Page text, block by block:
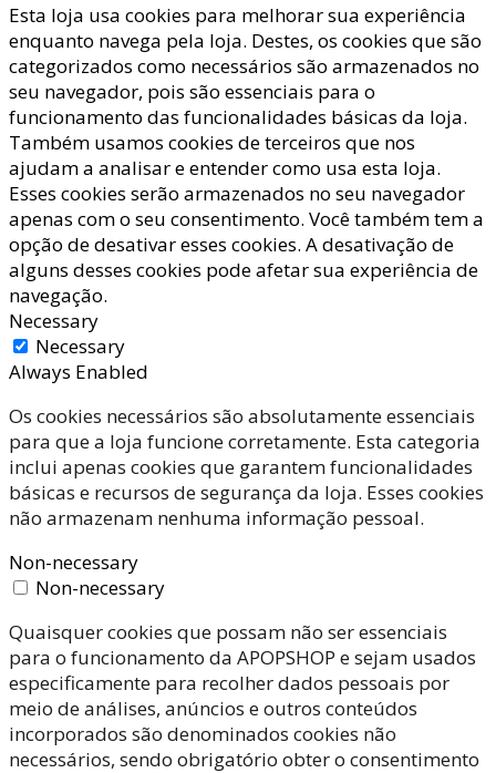
Esta loja usa cookies para melhorar sua experiência
enquanto navega pela loja. Destes, os cookies que são
categorizados como necessários são armazenados no
seu navegador, pois são essenciais para o
funcionamento das funcionalidades básicas da loja.
Também usamos cookies de terceiros que nos
ajudam a analisar e entender como usa esta loja.
Esses cookies serão armazenados no seu navegador
apenas com o seu consentimento. Você também tem a
opção de desativar esses cookies. A desativação de
alguns desses cookies pode afetar sua experiência de
navegação.
Necessary
Necessary
Always Enabled
Os cookies necessários são absolutamente essenciais
para que a loja funcione corretamente. Esta categoria
inclui apenas cookies que garantem funcionalidades
básicas e recursos de segurança da loja. Esses cookies
não armazenam nenhuma informação pessoal.
Non-necessary
Non-necessary
Quaisquer cookies que possam não ser essenciais
para o funcionamento da APOPSHOP e sejam usados
especificamente para recolher dados pessoais por
meio de análises, anúncios e outros conteúdos
incorporados são denominados cookies não
necessários, sendo obrigatório obter o consentimento